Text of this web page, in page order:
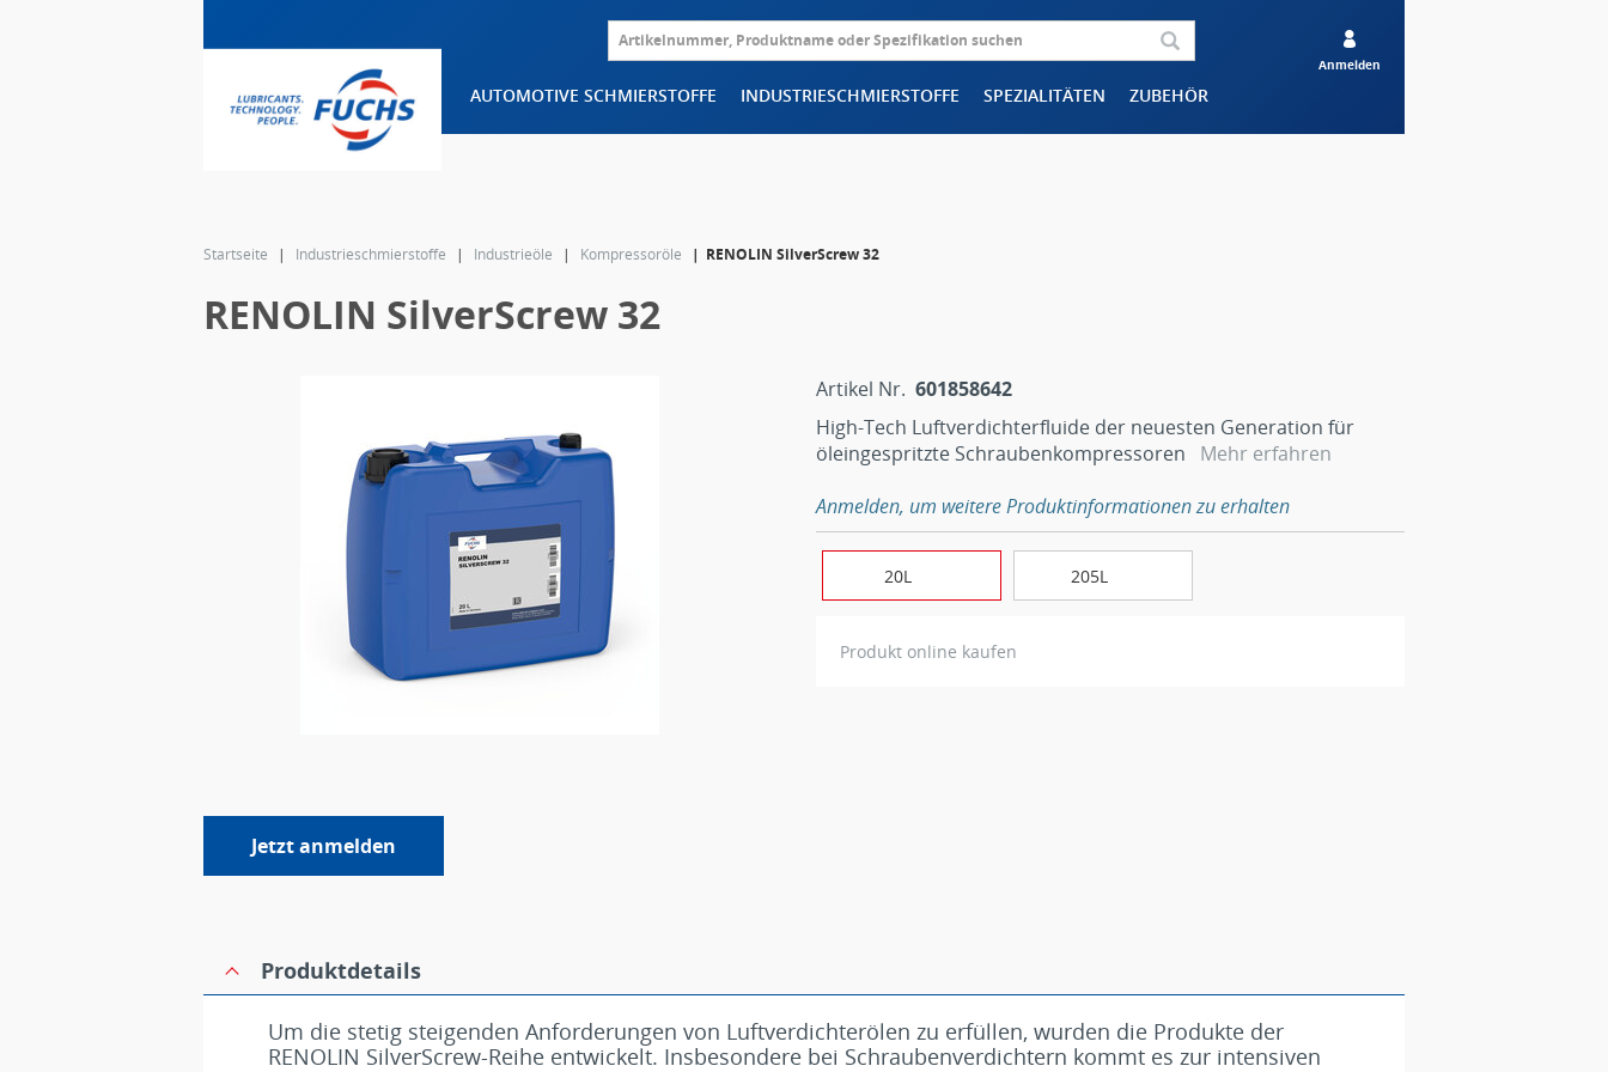
Anmelden
AUTOMOTIVE SCHMIERSTOFFE INDUSTRIESCHMIERSTOFFE SPEZIALITÄTEN ZUBEHÖR
Startseite Industrieschmierstoffe Industrieöle Kompressoröle RENOLIN SilverScrew 32
RENOLIN SilverScrew 32
Artikel Nr. 601858642
High-Tech Luftverdichterfluide der neuesten Generation für
öleingespritzte Schraubenkompressoren
Mehr erfahren
Anmelden, um weitere Produktinformationen zu erhalten
20L 205L
Produkt online kaufen
Jetzt anmelden
Produktdetails
Um die stetig steigenden Anforderungen von Luftverdichterölen zu erfüllen, wurden die Produkte der
RENOLIN SilverScrew-Reihe entwickelt. Insbesondere bei Schraubenverdichtern kommt es zur intensiven